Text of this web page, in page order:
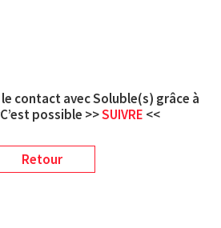
contact avec Soluble(s) grâce à
possible >>SUIVRE <<
Retour